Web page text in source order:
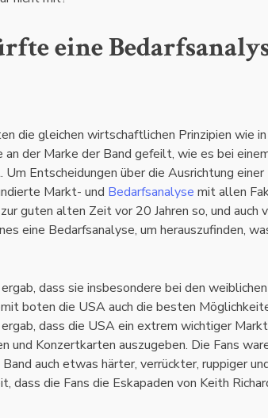
eine
die gleichen wirtschaftlichen Prinzipien wie
der Marke der Band gefeilt, wie es bei
Entscheidungen über die Ausrichtung
Markt- und Bedarfsanalyse mit allen
guten alten Zeit vor 20 Jahren so, und auch
eine Bedarfsanalyse, um herauszufinden,
dass sie insbesondere bei den
boten die USA auch die besten
ergab, dass die USA ein extrem wichtiger
Konzertkarten auszugeben. Die Fans
auch etwas härter, verrückter, ruppiger
die Fans die Eskapaden von Keith